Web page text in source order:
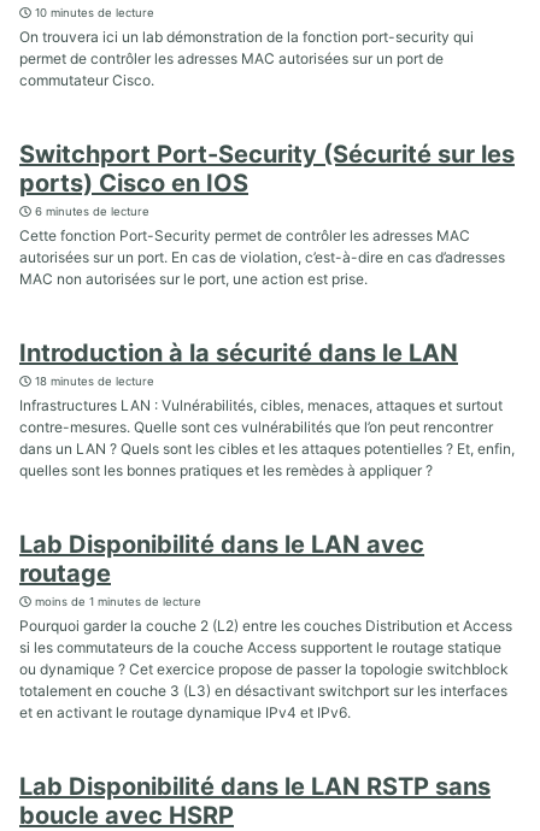
10 minutes de lecture
On trouvera ici un lab démonstration de la fonction port-security qui
permet de contrôler les adresses MAC autorisées sur un port de
commutateur Cisco.
Switchport Port-Security (Sécurité sur les
ports) Cisco en IOS
6 minutes de lecture
Cette fonction Port-Security permet de contrôler les adresses MAC
autorisées sur un port. En cas de violation, c’est-à-dire en cas d’adresses
MAC non autorisées sur le port, une action est prise.
Introduction à la sécurité dans le LAN
18 minutes de lecture
Infrastructures LAN : Vulnérabilités, cibles, menaces, attaques et surtout
contre-mesures. Quelle sont ces vulnérabilités que l’on peut rencontrer
dans un LAN ? Quels sont les cibles et les attaques potentielles ? Et, enfin,
quelles sont les bonnes pratiques et les remèdes à appliquer ?
Lab Disponibilité dans le LAN avec
routage
moins de 1 minutes de lecture
Pourquoi garder la couche 2 (L2) entre les couches Distribution et Access
si les commutateurs de la couche Access supportent le routage statique
ou dynamique ? Cet exercice propose de passer la topologie switchblock
totalement en couche 3 (L3) en désactivant switchport sur les interfaces
et en activant le routage dynamique IPv4 et IPv6.
Lab Disponibilité dans le LAN RSTP sans
boucle avec HSRP